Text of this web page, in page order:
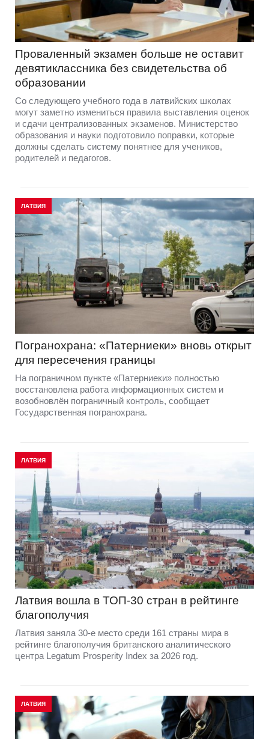
Проваленный экзамен больше не оставит
девятиклассника без свидетельства об
образовании
Со следующего учебного года в латвийских школах
могут заметно измениться правила выставления оценок
и сдачи централизованных экзаменов. Министерство
образования и науки подготовило поправки, которые
должны сделать систему понятнее для учеников,
родителей и педагогов.
ЛАТВИЯ
Погранохрана: «Патерниеки» вновь открыт
для пересечения границы
На пограничном пункте «Патерниеки» полностью
восстановлена работа информационных систем и
возобновлён пограничный контроль, сообщает
Государственная погранохрана.
ЛАТВИЯ
Латвия вошла в ТОП-30 стран в рейтинге
благополучия
Латвия заняла 30-е место среди 161 страны мира в
рейтинге благополучия британского аналитического
центра Legatum Prosperity Index за 2026 год.
ЛАТВИЯ